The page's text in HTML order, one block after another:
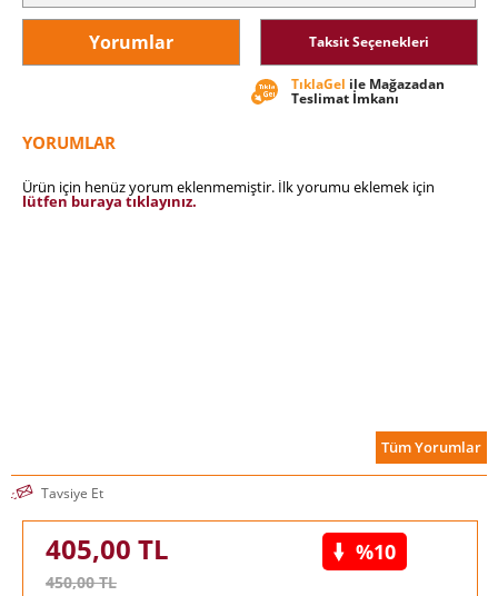
Yorumlar Taksit Seçenekleri
TıklaGel ile Mağazadan
Teslimat İmkanı
YORUMLAR
Ürün için henüz yorum eklenmemiştir. İlk yorumu eklemek için
lütfen buraya tıklayınız.
Tüm Yorumlar
Tavsiye Et
405,00 TL
450,00TL
%10